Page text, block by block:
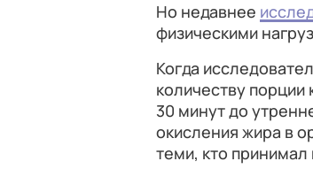
Но недавнее
физическими
Когда
количеству порции
30 минут до
окисления жира в
теми, кто принимал